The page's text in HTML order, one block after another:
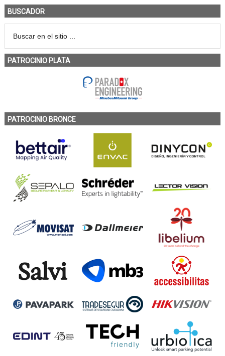
BUSCADOR
PATROCINIO PLATA
PATROCINIO BRONCE